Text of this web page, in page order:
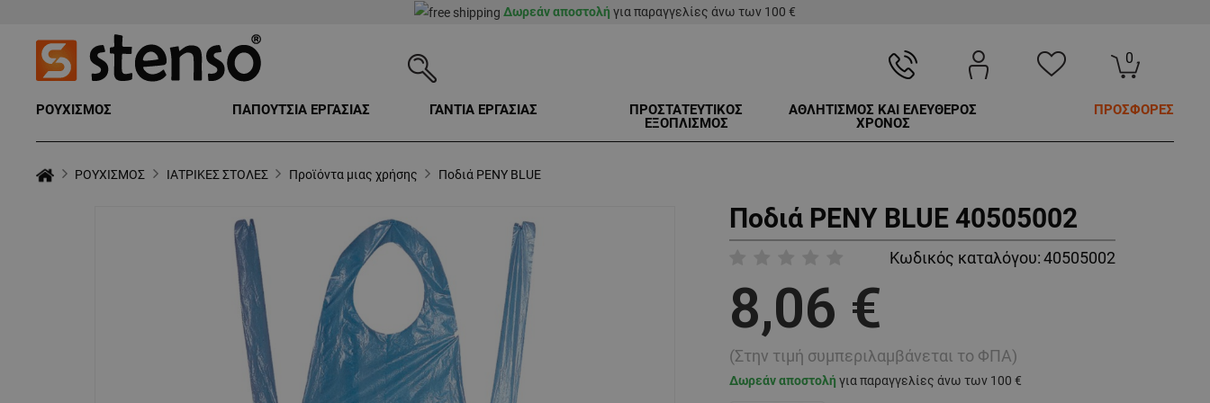
Δωρεάν αποστολή για παραγγελίες άνω των 100 €
0
ΡΟΥΧΙΣΜΟΣ ΠΑΠΟΥΤΣΙΑ ΕΡΓΑΣΙΑΣ ΓΑΝΤΙΑ ΕΡΓΑΣΙΑΣ
ΠΡΟΣΤΑΤΕΥΤΙΚΟΣ
ΕΞΟΠΛΙΣΜΟΣ
ΑΘΛΗΤΙΣΜΟΣ ΚΑΙ ΕΛΕΥΘΕΡΟΣ
ΧΡΟΝΟΣ
ΠΡΟΣΦΟΡΕΣ
ΡΟΥΧΙΣΜΟΣ ΙΑΤΡΙΚΕΣ ΣΤΟΛΕΣ Προϊόντα μιας χρήσης Ποδιά PENY BLUE
Ποδιά PENY BLUE 40505002
Κωδικός καταλόγου:40505002
8,06 €
(Στην τιμή συμπεριλαμβάνεται το ΦΠΑ)
Δωρεάν αποστολή για παραγγελίες άνω των 100 €